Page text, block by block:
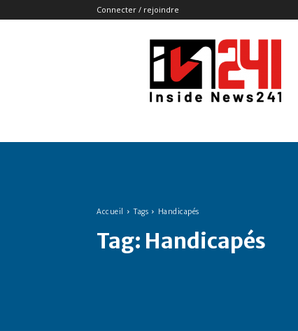
Connecter / rejoindre
Insidenews241
Accueil Tags Handicapés
Tag: Handicapés